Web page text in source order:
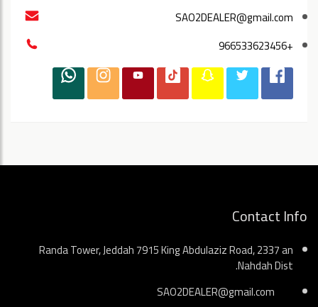
SAO2DEALER@gmail.com
+966533623456
Contact Info
Randa Tower, Jeddah 7915 King Abdulaziz Road, 2337 an
Nahdah Dist.
SAO2DEALER@gmail.com